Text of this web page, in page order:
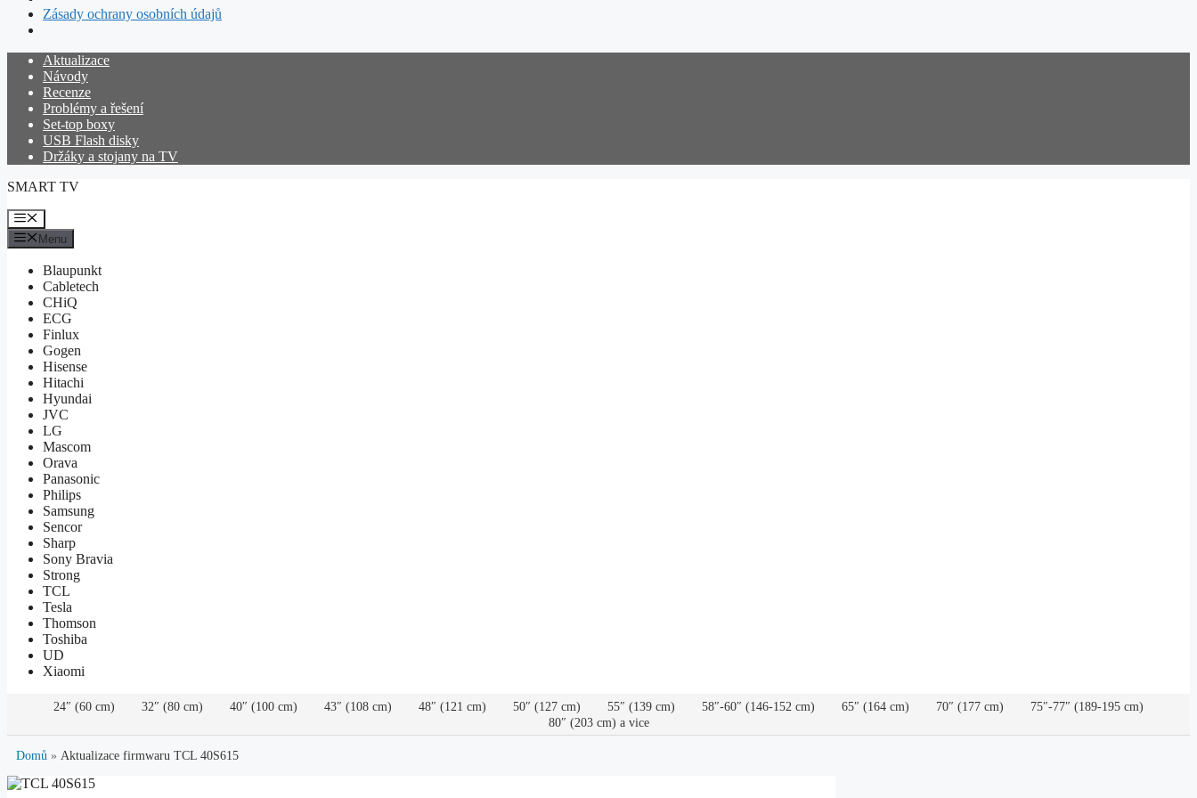
Zásady ochrany osobních údajů
Přeskočit
obsah
Aktualizace
Návody
Recenze
Problémy a řešení
Set-top boxy
USB Flash disky
Držáky a stojany na TV
SMART TV
Menu
Menu
Blaupunkt
Cabletech
CHiQ
ECG
Finlux
Gogen
Hisense
Hitachi
Hyundai
JVC
LG
Mascom
Orava
Panasonic
Philips
Samsung
Sencor
Sharp
Sony Bravia
Strong
TCL
Tesla
Thomson
Toshiba
UD
Xiaomi
24″ (60 cm) 32″ (80 cm) 40″ (100 cm) 43″ (108 cm) 48″ (121 cm) 50″ (127 cm) 55″ (139 cm) 58″-60″ (146-152 cm) 65″ (164 cm) 70″ (177 cm)
75″-77″ (189-195 cm)
80″ (203 cm) a vice
Domů » Aktualizace firmwaru TCL 40S615